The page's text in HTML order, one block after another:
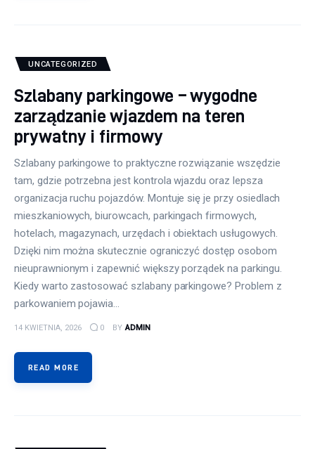
UNCATEGORIZED
Szlabany parkingowe – wygodne
zarządzanie wjazdem na teren
prywatny i firmowy
Szlabany parkingowe to praktyczne rozwiązanie wszędzie
tam, gdzie potrzebna jest kontrola wjazdu oraz lepsza
organizacja ruchu pojazdów. Montuje się je przy osiedlach
mieszkaniowych, biurowcach, parkingach firmowych,
hotelach, magazynach, urzędach i obiektach usługowych.
Dzięki nim można skutecznie ograniczyć dostęp osobom
nieuprawnionym i zapewnić większy porządek na parkingu.
Kiedy warto zastosować szlabany parkingowe? Problem z
parkowaniem pojawia…
14 KWIETNIA, 2026 0 BY ADMIN
READ MORE